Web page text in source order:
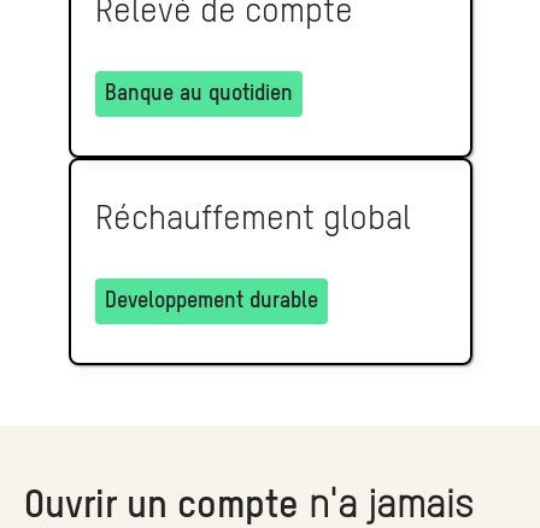
Relevé de compte
Banque au quotidien
Réchauffement global
Developpement durable
Ouvrir un compte n'a jamais